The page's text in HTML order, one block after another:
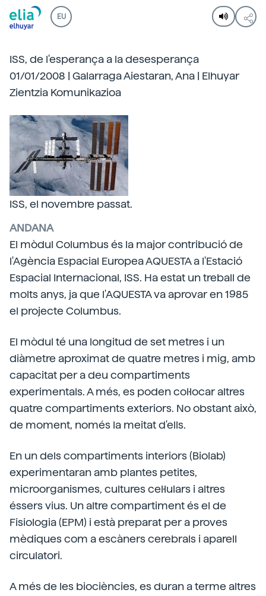
EU
ISS, de l'esperança a la desesperança
01/01/2008 | Galarraga Aiestaran, Ana | Elhuyar
Zientzia Komunikazioa
ISS, el novembre passat.
ANDANA
El mòdul Columbus és la major contribució de
l'Agència Espacial Europea AQUESTA a l'Estació
Espacial Internacional, ISS. Ha estat un treball de
molts anys, ja que l'AQUESTA va aprovar en 1985
el projecte Columbus.
El mòdul té una longitud de set metres i un
diàmetre aproximat de quatre metres i mig, amb
capacitat per a deu compartiments
experimentals. A més, es poden col·locar altres
quatre compartiments exteriors. No obstant això,
de moment, només la meitat d'ells.
En un dels compartiments interiors (Biolab)
experimentaran amb plantes petites,
microorganismes, cultures cel·lulars i altres
éssers vius. Un altre compartiment és el de
Fisiologia (EPM) i està preparat per a proves
mèdiques com a escàners cerebrals i aparell
circulatori.
A més de les biociències, es duran a terme altres